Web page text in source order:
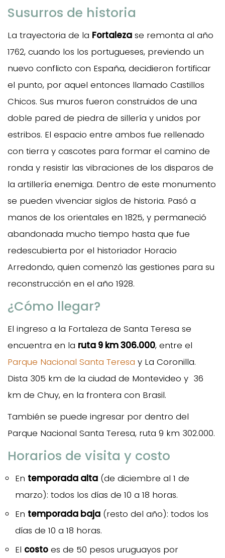
Susurros de historia
La trayectoria de la Fortaleza se remonta al año
1762, cuando los los portugueses, previendo un
nuevo conflicto con España, decidieron fortificar
el punto, por aquel entonces llamado Castillos
Chicos. Sus muros fueron construidos de una
doble pared de piedra de sillería y unidos por
estribos. El espacio entre ambos fue rellenado
con tierra y cascotes para formar el camino de
ronda y resistir las vibraciones de los disparos de
la artillería enemiga. Dentro de este monumento
se pueden vivenciar siglos de historia. Pasó a
manos de los orientales en 1825, y permaneció
abandonada mucho tiempo hasta que fue
redescubierta por el historiador Horacio
Arredondo, quien comenzó las gestiones para su
reconstrucción en el año 1928.
¿Cómo llegar?
El ingreso a la Fortaleza de Santa Teresa se
encuentra en la ruta 9 km 306.000, entre el
Parque Nacional Santa Teresa y La Coronilla.
Dista 305 km de la ciudad de Montevideo y 36
km de Chuy, en la frontera con Brasil.
También se puede ingresar por dentro del
Parque Nacional Santa Teresa, ruta 9 km 302.000.
Horarios de visita y costo
En temporada alta (de diciembre al 1 de
marzo): todos los días de 10 a 18 horas.
En temporada baja (resto del año): todos los
días de 10 a 18 horas.
El costo es de 50 pesos uruguayos por